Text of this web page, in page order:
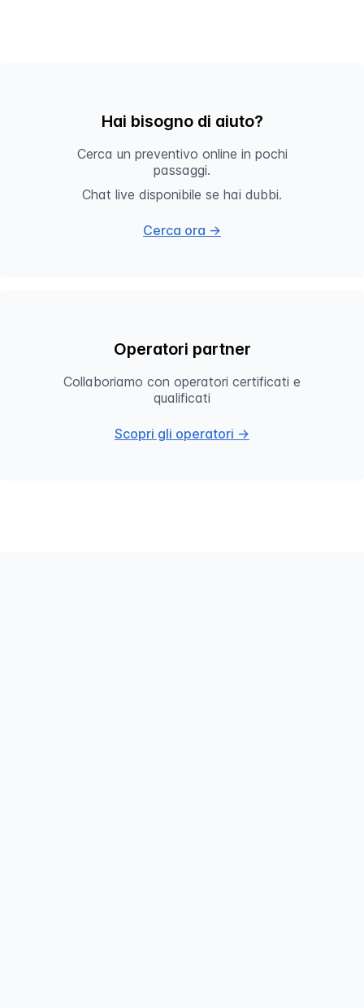
Hai bisogno di aiuto?
Cerca un preventivo online in pochi
passaggi.
Chat live disponibile se hai dubbi.
Cerca ora →
Operatori partner
Collaboriamo con operatori certificati e
qualificati
Scopri gli operatori →